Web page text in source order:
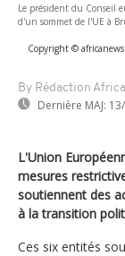
Le président du Conseil
d'un sommet de l'UE à
Copyright © africanews
By Rédaction
Dernière MAJ:
L'Union
mesures
soutiennent des
à la transition
Ces six entités